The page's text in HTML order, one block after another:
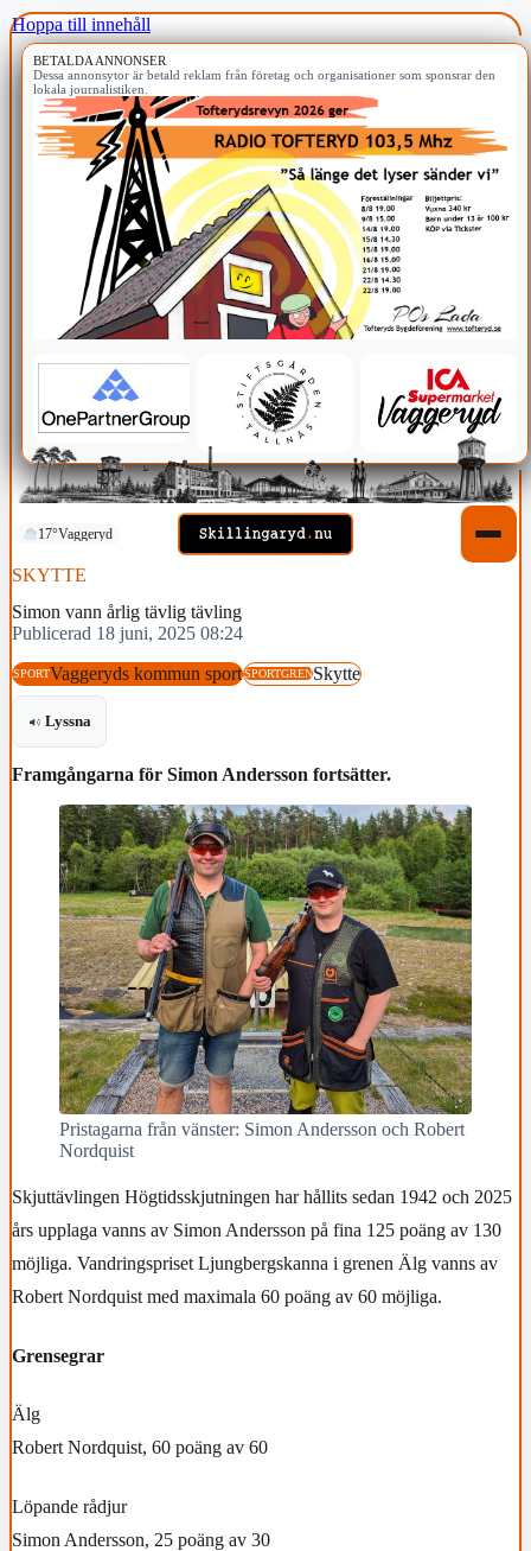
Hoppa till innehåll
BETALDA ANNONSER
Dessa annonsytor är betald reklam från företag och organisationer som sponsrar den
lokala journalistiken.
17°Vaggeryd
SKYTTE
Simon vann årlig tävlig tävling
Publicerad 18 juni, 2025 08:24
SPORTVaggeryds kommun sportSPORTGRENSkytte
Lyssna
Framgångarna för Simon Andersson fortsätter.
Pristagarna från vänster: Simon Andersson och Robert
Nordquist
Skjuttävlingen Högtidsskjutningen har hållits sedan 1942 och 2025
års upplaga vanns av Simon Andersson på fina 125 poäng av 130
möjliga. Vandringspriset Ljungbergskanna i grenen Älg vanns av
Robert Nordquist med maximala 60 poäng av 60 möjliga.
Grensegrar
Älg
Robert Nordquist, 60 poäng av 60
Löpande rådjur
Simon Andersson, 25 poäng av 30